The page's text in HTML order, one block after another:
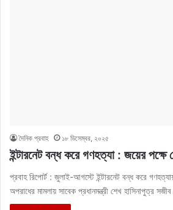
দৈনিক প্রবাহ ১৮ ডিসেম্বর, ২০২৫
ইন্টারনেট বন্ধ করে গণহত্যা : জয়ের পক্ষে
প্রবাহ রিপোর্ট : জুলাই-আগস্টে ইন্টারনেট বন্ধ করে
অপরাধের মামলায় সাবেক প্রধানমন্ত্রী শেখ হাসিনাপুত্র